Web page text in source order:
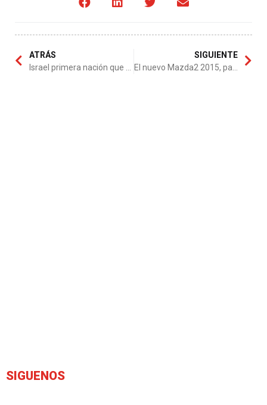
ATRÁS
SIGUIENTE
SIGUENOS